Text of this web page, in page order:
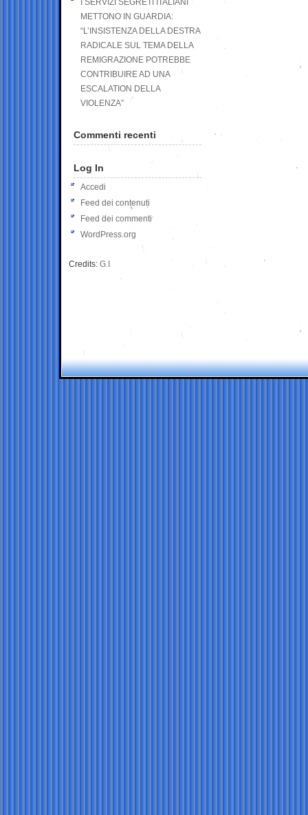
I SERVIZI SEGRETI ITALIANI
METTONO IN GUARDIA:
“L’INSISTENZA DELLA DESTRA
RADICALE SUL TEMA DELLA
REMIGRAZIONE POTREBBE
CONTRIBUIRE AD UNA
ESCALATION DELLA
VIOLENZA”
Commenti recenti
Log In
Accedi
Feed dei contenuti
Feed dei commenti
WordPress.org
Credits: G.I